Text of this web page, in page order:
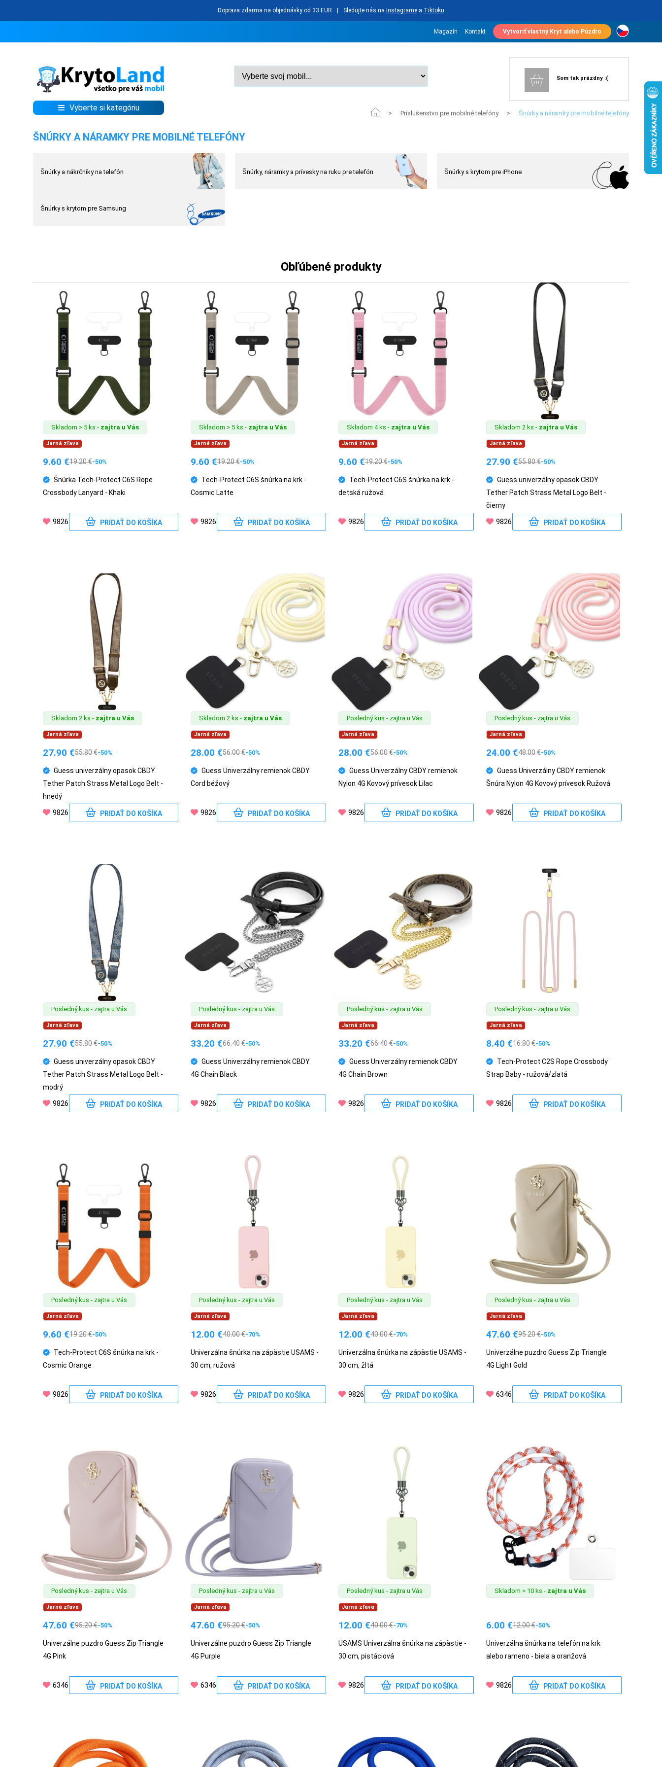
Doprava zdarma na objednávky od 33 EUR Sledujte nás na Instagrame a Tiktoku
Magazín Kontakt Vytvoriť vlastný Kryt alebo Púzdro
Vyberte si kategóriu
Som tak prázdny :(
A
MOBIL
TVRDENÉ
ŠPORT
PRODUKTY
PRÍSLUŠENSTVO
MOBILY
PRÍSLUŠENSTVO
PC
AUTOPRÍSLUŠENSTVO
SMART
HODINKY
PRÍSLUŠENSTVO
TV,
OUTDOOR
A
ZDRAVIE
ZÁHRADA
ŠNÚRKY A NÁRAMKY PRE MOBILNÉ TELEFÓNY
Šnúrky a nákrčníky na telefón Šnúrky, náramky a prívesky na ruku pre telefón Šnúrky s krytom pre iPhone
Šnúrky s krytom pre Samsung
Obľúbené produkty
Skladom > 5 ks - zajtra u Vás
Jarná zľava
9.60 €19.20€-50%
Šnúrka Tech-Protect C6S Rope
Crossbody Lanyard - Khaki
9826 PRIDAŤ DO KOŠÍKA
Skladom > 5 ks - zajtra u Vás
Jarná zľava
9.60 €19.20€-50%
Tech-Protect C6S šnúrka na krk -
Cosmic Latte
9826 PRIDAŤ DO KOŠÍKA
Skladom 4 ks - zajtra u Vás
Jarná zľava
9.60 €19.20€-50%
Tech-Protect C6S šnúrka na krk -
detská ružová
9826 PRIDAŤ DO KOŠÍKA
Skladom 2 ks - zajtra u Vás
Jarná zľava
27.90 €55.80€-50%
Guess univerzálny opasok CBDY
Tether Patch Strass Metal Logo Belt -
čierny
9826 PRIDAŤ DO KOŠÍKA
Skladom 2 ks - zajtra u Vás
Jarná zľava
27.90 €55.80€-50%
Guess univerzálny opasok CBDY
Tether Patch Strass Metal Logo Belt -
hnedý
9826 PRIDAŤ DO KOŠÍKA
Skladom 2 ks - zajtra u Vás
Jarná zľava
28.00 €56.00€-50%
Guess Univerzálny remienok CBDY
Cord béžový
9826 PRIDAŤ DO KOŠÍKA
Posledný kus - zajtra u Vás
Jarná zľava
28.00 €56.00€-50%
Guess Univerzálny CBDY remienok
Nylon 4G Kovový prívesok Lilac
9826 PRIDAŤ DO KOŠÍKA
Posledný kus - zajtra u Vás
Jarná zľava
24.00 €48.00€-50%
Guess Univerzálny CBDY remienok
Šnúra Nylon 4G Kovový prívesok Ružová
9826 PRIDAŤ DO KOŠÍKA
Posledný kus - zajtra u Vás
Jarná zľava
27.90 €55.80€-50%
Guess univerzálny opasok CBDY
Tether Patch Strass Metal Logo Belt -
modrý
9826 PRIDAŤ DO KOŠÍKA
Posledný kus - zajtra u Vás
Jarná zľava
33.20 €66.40€-50%
Guess Univerzálny remienok CBDY
4G Chain Black
9826 PRIDAŤ DO KOŠÍKA
Posledný kus - zajtra u Vás
Jarná zľava
33.20 €66.40€-50%
Guess Univerzálny remienok CBDY
4G Chain Brown
9826 PRIDAŤ DO KOŠÍKA
Posledný kus - zajtra u Vás
Jarná zľava
8.40 €16.80€-50%
Tech-Protect C2S Rope Crossbody
Strap Baby - ružová/zlatá
9826 PRIDAŤ DO KOŠÍKA
Posledný kus - zajtra u Vás
Jarná zľava
9.60 €19.20€-50%
Tech-Protect C6S šnúrka na krk -
Cosmic Orange
9826 PRIDAŤ DO KOŠÍKA
Posledný kus - zajtra u Vás
Jarná zľava
12.00 €40.00€-70%
Univerzálna šnúrka na zápästie USAMS -
30 cm, ružová
9826 PRIDAŤ DO KOŠÍKA
Posledný kus - zajtra u Vás
Jarná zľava
12.00 €40.00€-70%
Univerzálna šnúrka na zápästie USAMS -
30 cm, žltá
9826 PRIDAŤ DO KOŠÍKA
Posledný kus - zajtra u Vás
Jarná zľava
47.60 €95.20€-50%
Univerzálne puzdro Guess Zip Triangle
4G Light Gold
6346 PRIDAŤ DO KOŠÍKA
Posledný kus - zajtra u Vás
Jarná zľava
47.60 €95.20€-50%
Univerzálne puzdro Guess Zip Triangle
4G Pink
6346 PRIDAŤ DO KOŠÍKA
Posledný kus - zajtra u Vás
Jarná zľava
47.60 €95.20€-50%
Univerzálne puzdro Guess Zip Triangle
4G Purple
6346 PRIDAŤ DO KOŠÍKA
Posledný kus - zajtra u Vás
Jarná zľava
12.00 €40.00€-70%
USAMS Univerzálna šnúrka na zápästie -
30 cm, pistáciová
9826 PRIDAŤ DO KOŠÍKA
Skladom > 10 ks - zajtra u Vás
6.00 €12.00€-50%
Univerzálna šnúrka na telefón na krk
alebo rameno - biela a oranžová
9826 PRIDAŤ DO KOŠÍKA
> Príslušenstvo pre mobilné telefóny > Šnúrky a náramky pre mobilné telefóny